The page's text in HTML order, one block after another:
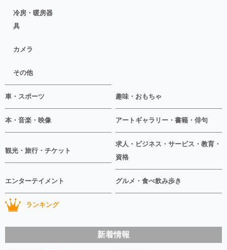
冷房・暖房器
具
カメラ
その他
車・スポーツ 趣味・おもちゃ
本・音楽・映像 アートギャラリー・書籍・俳句
観光・旅行・チケット
求人・ビジネス・サービス・教育・
資格
エンターテイメント グルメ・食べ飲み歩き
ランキング
新着情報